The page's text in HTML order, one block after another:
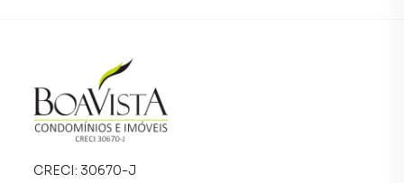
CRECI: 30670-J